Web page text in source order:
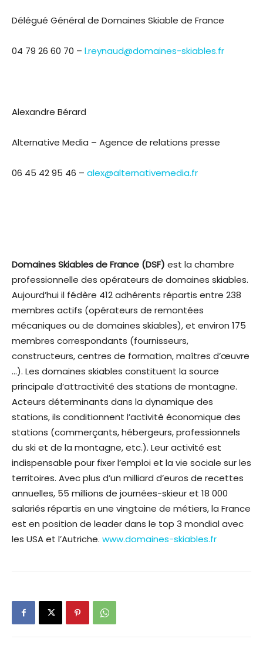
Délégué Général de Domaines Skiable de France
04 79 26 60 70 – l.reynaud@domaines-skiables.fr
Alexandre Bérard
Alternative Media – Agence de relations presse
06 45 42 95 46 – alex@alternativemedia.fr
Domaines Skiables de France (DSF) est la chambre
professionnelle des opérateurs de domaines skiables.
Aujourd’hui il fédère 412 adhérents répartis entre 238
membres actifs (opérateurs de remontées
mécaniques ou de domaines skiables), et environ 175
membres correspondants (fournisseurs,
constructeurs, centres de formation, maîtres d’œuvre
…). Les domaines skiables constituent la source
principale d’attractivité des stations de montagne.
Acteurs déterminants dans la dynamique des
stations, ils conditionnent l’activité économique des
stations (commerçants, hébergeurs, professionnels
du ski et de la montagne, etc.). Leur activité est
indispensable pour fixer l’emploi et la vie sociale sur les
territoires. Avec plus d’un milliard d’euros de recettes
annuelles, 55 millions de journées-skieur et 18 000
salariés répartis en une vingtaine de métiers, la France
est en position de leader dans le top 3 mondial avec
les USA et l’Autriche. www.domaines-skiables.fr